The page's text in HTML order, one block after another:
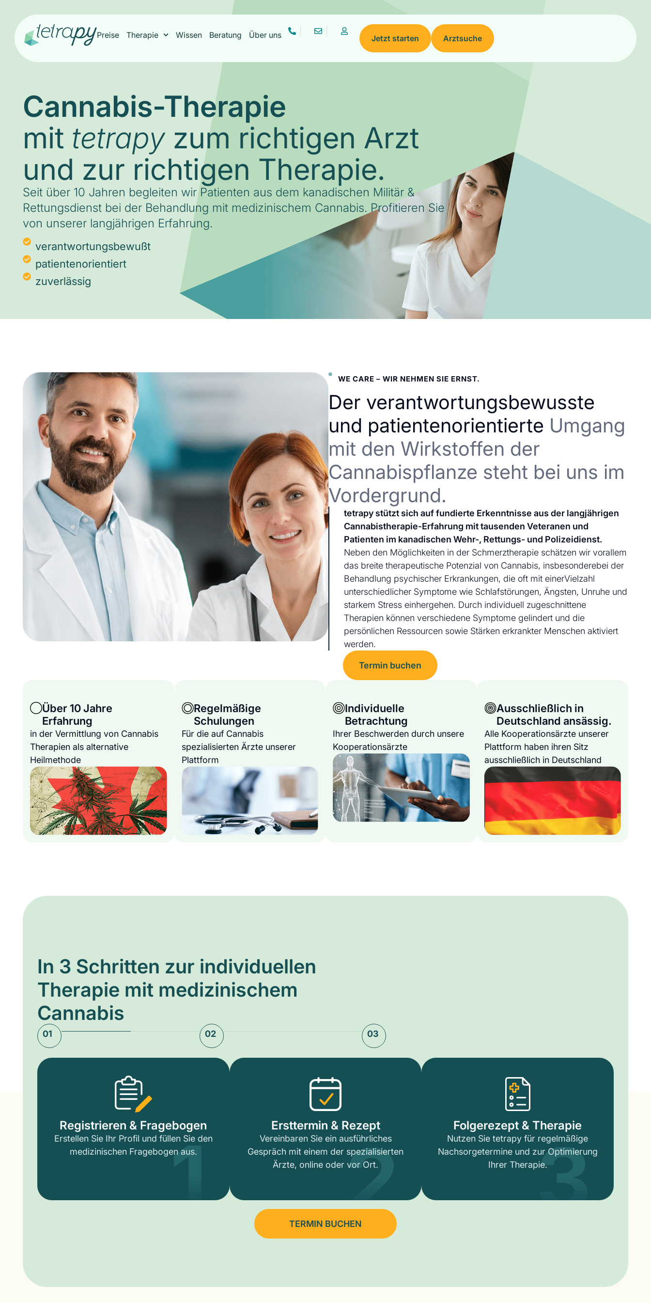
Preise Therapie Wissen Beratung Über uns Jetzt starten Arztsuche
Cannabis-Therapie
mit tetrapyzum richtigen Arzt
und zur richtigen Therapie.
Seit über 10 Jahren begleiten wir Patienten aus dem kanadischen Militär &
Rettungsdienst bei der Behandlung mit medizinischem Cannabis. Profitieren Sie
von unserer langjährigen Erfahrung.
verantwortungsbewußt
patientenorientiert
zuverlässig
WE CARE – WIR NEHMEN SIE ERNST.
Der verantwortungsbewusste
und patientenorientierte Umgang
mit den Wirkstoffen der
Cannabispflanze steht bei uns im
Vordergrund.
tetrapy stützt sich auf fundierte Erkenntnisse aus der langjährigen
Cannabistherapie-Erfahrung mit tausenden Veteranen und
Patienten im kanadischen Wehr-, Rettungs- und Polizeidienst.
Neben den Möglichkeiten in der Schmerztherapie schätzen wir vorallem
das breite therapeutische Potenzial von Cannabis, insbesonderebei der
Behandlung psychischer Erkrankungen, die oft mit einerVielzahl
unterschiedlicher Symptome wie Schlafstörungen, Ängsten, Unruhe und
starkem Stress einhergehen. Durch individuell zugeschnittene
Therapien können verschiedene Symptome gelindert und die
persönlichen Ressourcen sowie Stärken erkrankter Menschen aktiviert
werden.
Termin buchen
Über 10 Jahre
Erfahrung
in der Vermittlung von Cannabis
Therapien als alternative
Heilmethode
Regelmäßige
Schulungen
Für die auf Cannabis
spezialisierten Ärzte unserer
Plattform
Individuelle
Betrachtung
Ihrer Beschwerden durch unsere
Kooperationsärzte
Ausschließlich in
Deutschland ansässig.
Alle Kooperationsärzte unserer
Plattform haben ihren Sitz
ausschließlich in Deutschland
In 3 Schritten zur individuellen
Therapie mit medizinischem
Cannabis
01 02 03
Registrieren & Fragebogen
Erstellen Sie Ihr Profil und füllen Sie den
medizinischen Fragebogen aus.
1 Ersttermin & Rezept
Vereinbaren Sie ein ausführliches
Gespräch mit einem der spezialisierten
Ärzte, online oder vor Ort.
2 Folgerezept & Therapie
Nutzen Sie tetrapy für regelmäßige
Nachsorgetermine und zur Optimierung
Ihrer Therapie.3
TERMIN BUCHEN